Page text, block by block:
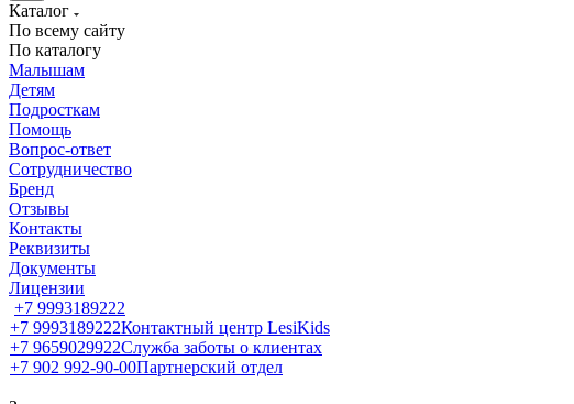
Каталог
По всему сайту
По каталогу
Малышам
Детям
Подросткам
Помощь
Вопрос-ответ
Сотрудничество
Бренд
Отзывы
Контакты
Реквизиты
Документы
Лицензии
+7 9993189222
+7 9993189222Контактный центр LesiKids
+7 9659029922Служба заботы о клиентах
+7 902 992-90-00Партнерский отдел